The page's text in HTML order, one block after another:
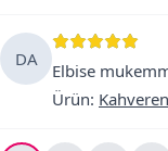
DA
Elbise
Ürün: